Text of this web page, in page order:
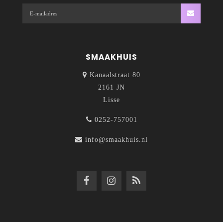
SMAAKHUIS
Kanaalstraat 80
2161 JN
Lisse
0252-757001
info@smaakhuis.nl